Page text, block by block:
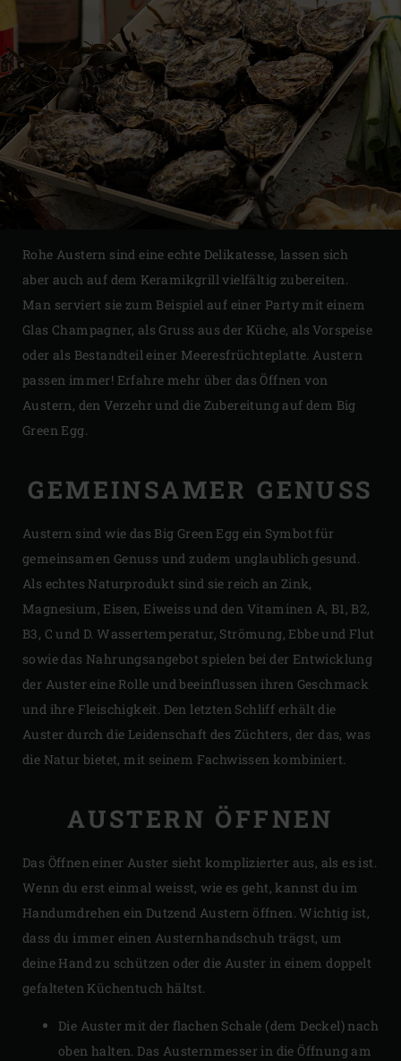
Rohe Austern sind eine echte Delikatesse, lassen sich
aber auch auf dem Keramikgrill vielfältig zubereiten.
Man serviert sie zum Beispiel auf einer Party mit einem
Glas Champagner, als Gruss aus der Küche, als Vorspeise
oder als Bestandteil einer Meeresfrüchteplatte. Austern
passen immer! Erfahre mehr über das Öffnen von
Austern, den Verzehr und die Zubereitung auf dem Big
Green Egg.
GEMEINSAMER GENUSS
Austern sind wie das Big Green Egg ein Symbot für
gemeinsamen Genuss und zudem unglaublich gesund.
Als echtes Naturprodukt sind sie reich an Zink,
Magnesium, Eisen, Eiweiss und den Vitaminen A, B1, B2,
B3, C und D. Wassertemperatur, Strömung, Ebbe und Flut
sowie das Nahrungsangebot spielen bei der Entwicklung
der Auster eine Rolle und beeinflussen ihren Geschmack
und ihre Fleischigkeit. Den letzten Schliff erhält die
Auster durch die Leidenschaft des Züchters, der das, was
die Natur bietet, mit seinem Fachwissen kombiniert.
AUSTERN ÖFFNEN
Das Öffnen einer Auster sieht komplizierter aus, als es ist.
Wenn du erst einmal weisst, wie es geht, kannst du im
Handumdrehen ein Dutzend Austern öffnen. Wichtig ist,
dass du immer einen Austernhandschuh trägst, um
deine Hand zu schützen oder die Auster in einem doppelt
gefalteten Küchentuch hältst.
Die Auster mit der flachen Schale (dem Deckel) nach
oben halten. Das Austernmesser in die Öffnung am